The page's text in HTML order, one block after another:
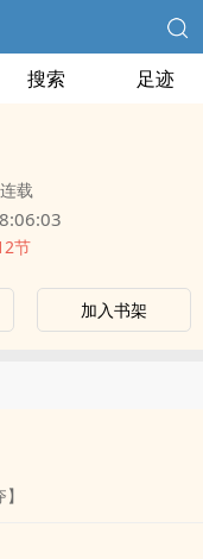
搜索 足迹
连载
节
加入书架